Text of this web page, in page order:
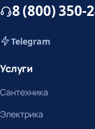
8 (800) 350-
Telegram
Услуги
Сантехника
Электрика